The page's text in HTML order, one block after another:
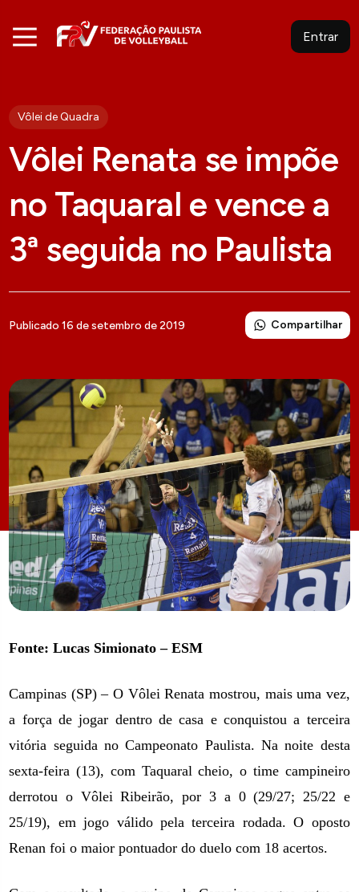
Entrar
Vôlei de Quadra
Vôlei Renata se impõe
no Taquaral e vence a
3ª seguida no Paulista
Publicado 16 de setembro de 2019 Compartilhar
Fonte: Lucas Simionato – ESM
Campinas (SP) – O Vôlei Renata mostrou, mais uma vez,
a força de jogar dentro de casa e conquistou a terceira
vitória seguida no Campeonato Paulista. Na noite desta
sexta-feira (13), com Taquaral cheio, o time campineiro
derrotou o Vôlei Ribeirão, por 3 a 0 (29/27; 25/22 e
25/19), em jogo válido pela terceira rodada. O oposto
Renan foi o maior pontuador do duelo com 18 acertos.